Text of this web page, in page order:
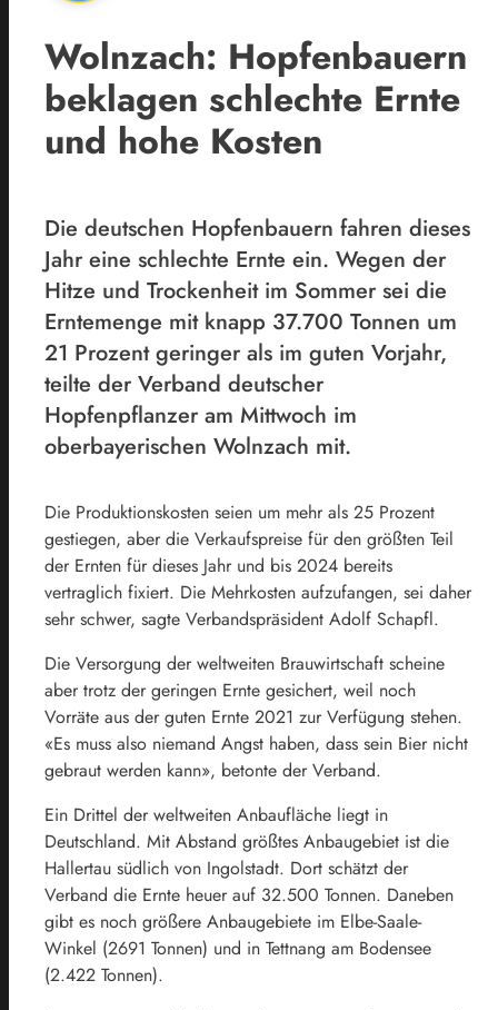
Wolnzach: Hopfenbauern
beklagen schlechte Ernte
und hohe Kosten
Die deutschen Hopfenbauern fahren dieses
Jahr eine schlechte Ernte ein. Wegen der
Hitze und Trockenheit im Sommer sei die
Erntemenge mit knapp 37.700 Tonnen um
21 Prozent geringer als im guten Vorjahr,
teilte der Verband deutscher
Hopfenpflanzer am Mittwoch im
oberbayerischen Wolnzach mit.
Die Produktionskosten seien um mehr als 25 Prozent
gestiegen, aber die Verkaufspreise für den größten Teil
der Ernten für dieses Jahr und bis 2024 bereits
vertraglich fixiert. Die Mehrkosten aufzufangen, sei daher
sehr schwer, sagte Verbandspräsident Adolf Schapfl.
Die Versorgung der weltweiten Brauwirtschaft scheine
aber trotz der geringen Ernte gesichert, weil noch
Vorräte aus der guten Ernte 2021 zur Verfügung stehen.
«Es muss also niemand Angst haben, dass sein Bier nicht
gebraut werden kann», betonte der Verband.
Ein Drittel der weltweiten Anbaufläche liegt in
Deutschland. Mit Abstand größtes Anbaugebiet ist die
Hallertau südlich von Ingolstadt. Dort schätzt der
Verband die Ernte heuer auf 32.500 Tonnen. Daneben
gibt es noch größere Anbaugebiete im Elbe-Saale-
Winkel (2691 Tonnen) und in Tettnang am Bodensee
(2.422 Tonnen).